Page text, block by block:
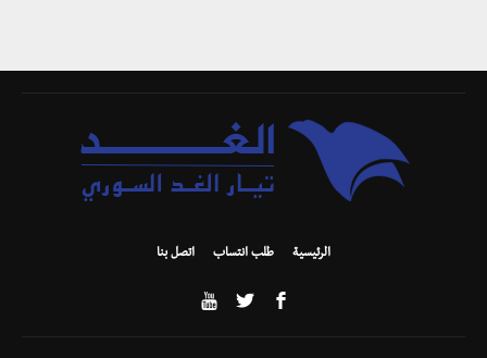
الرئيسية طلب انتساب اتصل بنا